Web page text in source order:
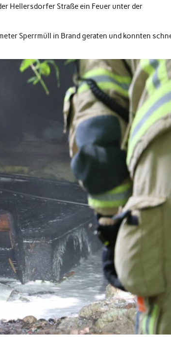
Hellersdorfer Straße ein Feuer unter der
Sperrmüll in Brand geraten und konnten